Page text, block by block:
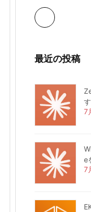
最近の投稿
7
e
7